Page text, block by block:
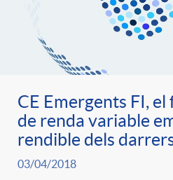
a
S
e
r
n
i
c
a
CE Emergents FI,
de renda variable
rendible dels
03/04/2018